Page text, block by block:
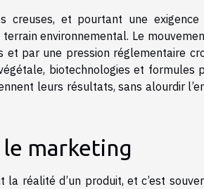
creuses, et pourtant une
environnemental. Le
par une pression réglementaire
biotechnologies et formules
leurs résultats, sans alourdir
marketing
la réalité d’un produit, et c’est